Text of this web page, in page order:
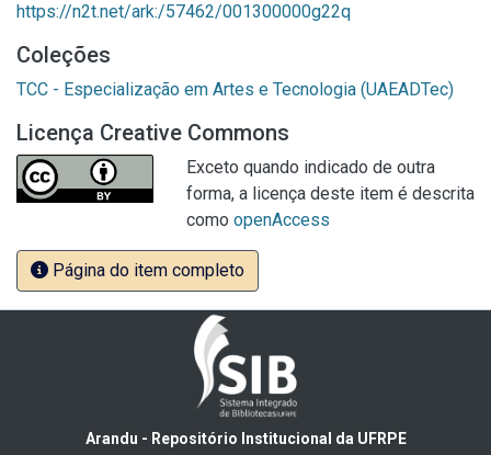
https://n2t.net/ark:/57462/001300000g22q
Coleções
TCC - Especialização em Artes e Tecnologia (UAEADTec)
Licença Creative Commons
Exceto quando indicado de outra
forma, a licença deste item é descrita
como openAccess
Página do item completo
Arandu - Repositório Institucional da UFRPE